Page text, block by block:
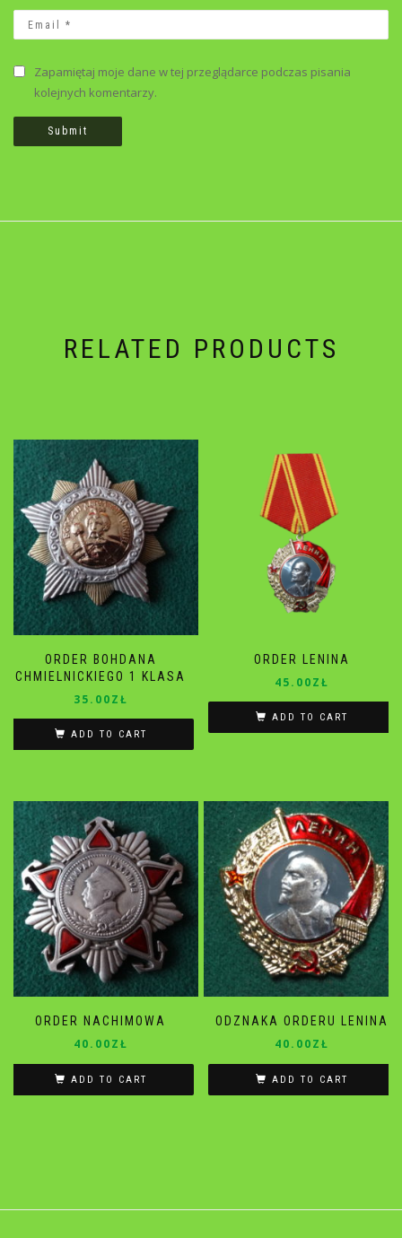
Zapamiętaj moje dane w tej przeglądarce podczas pisania
kolejnych komentarzy.
RELATED PRODUCTS
ORDER BOHDANA
CHMIELNICKIEGO 1 KLASA
35.00ZŁ
ADD TO CART
ORDER LENINA
45.00ZŁ
ADD TO CART
ORDER NACHIMOWA
40.00ZŁ
ADD TO CART
ODZNAKA ORDERU LENINA
40.00ZŁ
ADD TO CART